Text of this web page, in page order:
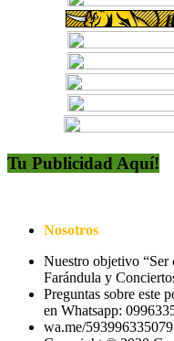
Tu Publicidad Aquí!
Nosotros
Nuestro objetivo “Ser
Farándula y
Preguntas sobre este
en Whatsapp:
wa.me/593996335079